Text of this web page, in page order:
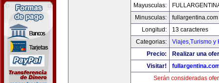
Mayusculas:
Minusculas:
fullargentina.com
Longitud:
13 caracteres
Categorias:
Viajes,Turismo y
Precio:
Realizar una
Visitar!
Serán consideradas